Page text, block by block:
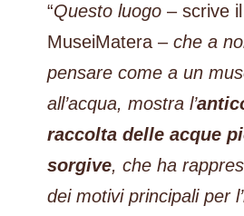
“Questo luogo– scrive
MuseiMatera –che a
pensare come a un
all’acqua, mostra l’
raccolta delle acque
sorgive, che ha
dei motivi principali per